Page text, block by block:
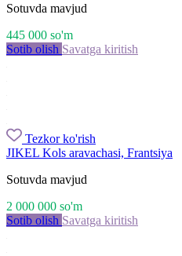
Sotuvda mavjud
445 000 so'm
Sotib olish Savatga kiritish
Tezkor ko'rish
JIKEL Kols aravachasi, Frantsiya
Sotuvda mavjud
2 000 000 so'm
Sotib olish Savatga kiritish